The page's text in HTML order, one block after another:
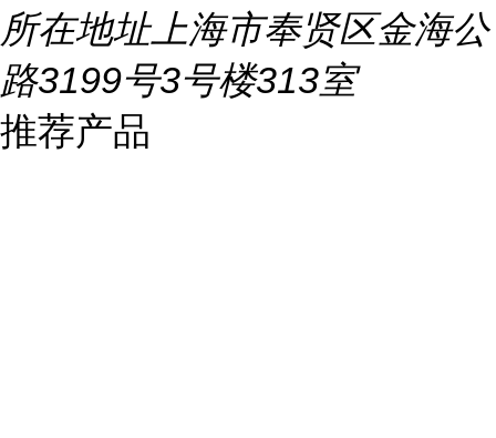
所在地址上海市奉贤区金海公
路3199号3号楼313室
推荐产品